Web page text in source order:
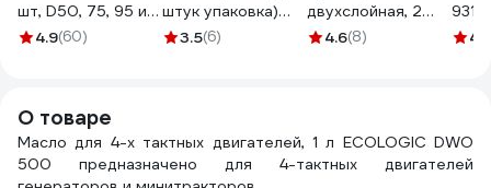
шт, D50, 75, 95 и
115 мм REDMARK
4.9(60)
штук упаковка)
10HDPE
3.5(6)
двухслойная, 2
рулона, 1000
4.6(8)
4.7
О товаре
Масло для 4-х тактных двигателей, 1 л ECOLOGIC DWO
500 предназначено для 4-тактных двигателей